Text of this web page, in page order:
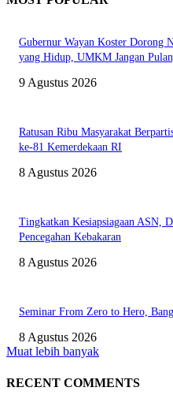
Gubernur Wayan Koster Dorong
yang Hidup, UMKM Jangan
9 Agustus 2026
Ratusan Ribu Masyarakat
ke-81 Kemerdekaan RI
8 Agustus 2026
Tingkatkan Kesiapsiagaan ASN,
Pencegahan Kebakaran
8 Agustus 2026
Seminar From Zero to Hero,
8 Agustus 2026
Muat lebih banyak
RECENT COMMENTS